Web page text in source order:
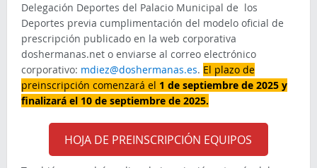
Delegación Deportes del Palacio Municipal de los
Deportes previa cumplimentación del modelo oficial de
prescripción publicado en la web corporativa
doshermanas.net o enviarse al correo electrónico
corporativo: mdiez@doshermanas.es. El plazo de
preinscripción comenzará el 1 de septiembre de 2025 y
finalizará el 10 de septiembre de 2025.
HOJA DE PREINSCRIPCIÓN EQUIPOS